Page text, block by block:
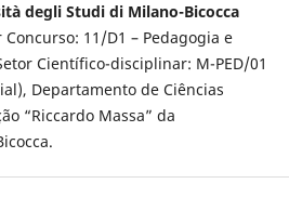
degli Studi di Milano-Bicocca
11/D1 – Pedagogia e
Científico-disciplinar: M-PED/01
Departamento de Ciências
“Riccardo Massa” da